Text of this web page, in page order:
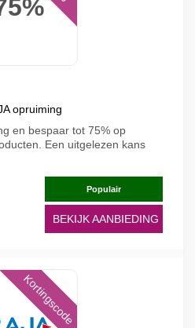
opruiming
en bespaar tot 75% op
Een uitgelezen kans
Populair
BEKIJK AANBIEDING
Kortingscode